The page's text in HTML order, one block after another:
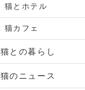
猫とホテル
猫カフェ
猫との暮らし
猫のニュース